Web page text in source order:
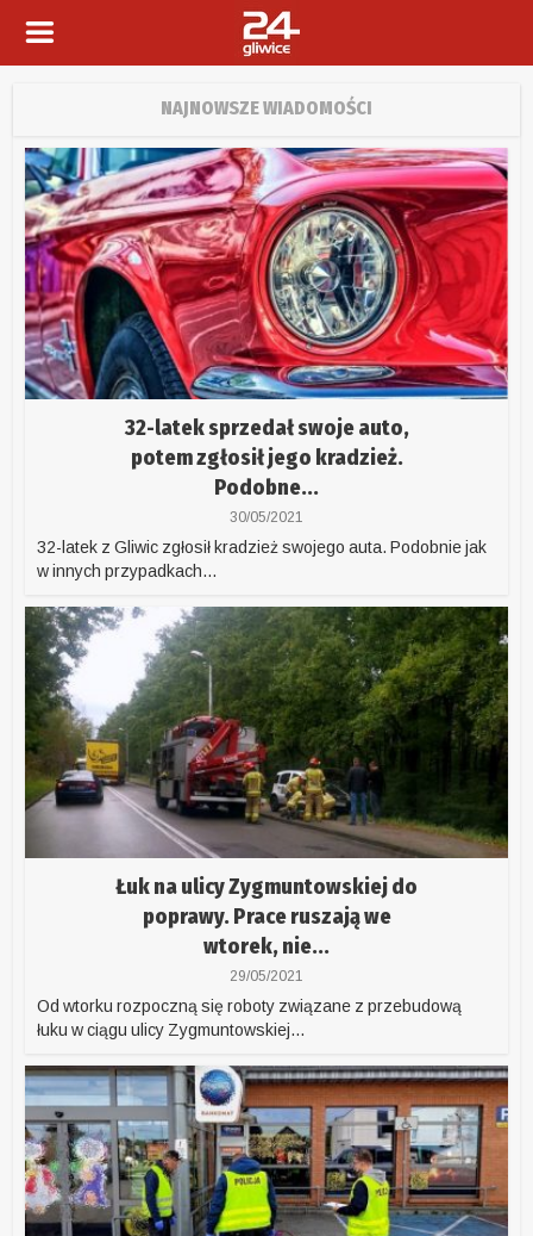
NAJNOWSZE WIADOMOŚCI
32-latek sprzedał swoje auto,
potem zgłosił jego kradzież.
Podobne...
30/05/2021
32-latek z Gliwic zgłosił kradzież swojego auta. Podobnie jak
w innych przypadkach...
Łuk na ulicy Zygmuntowskiej do
poprawy. Prace ruszają we
wtorek, nie...
29/05/2021
Od wtorku rozpoczną się roboty związane z przebudową
łuku w ciągu ulicy Zygmuntowskiej...